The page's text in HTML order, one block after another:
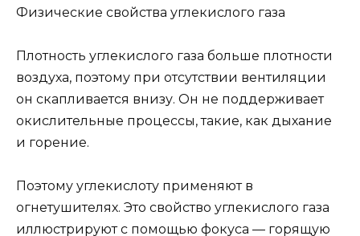
Физические свойства углекислого газа
Плотность углекислого газа больше плотности
воздуха, поэтому при отсутствии вентиляции
он скапливается внизу. Он не поддерживает
окислительные процессы, такие, как дыхание
и горение.
Поэтому углекислоту применяют в
огнетушителях. Это свойство углекислого газа
иллюстрируют с помощью фокуса — горящую